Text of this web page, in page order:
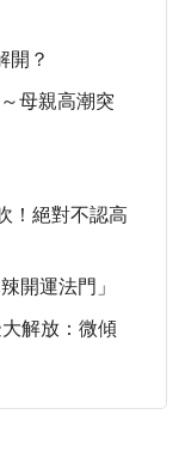
開？
母親高潮突
！絕對不認高
開運法門」
解放：微傾